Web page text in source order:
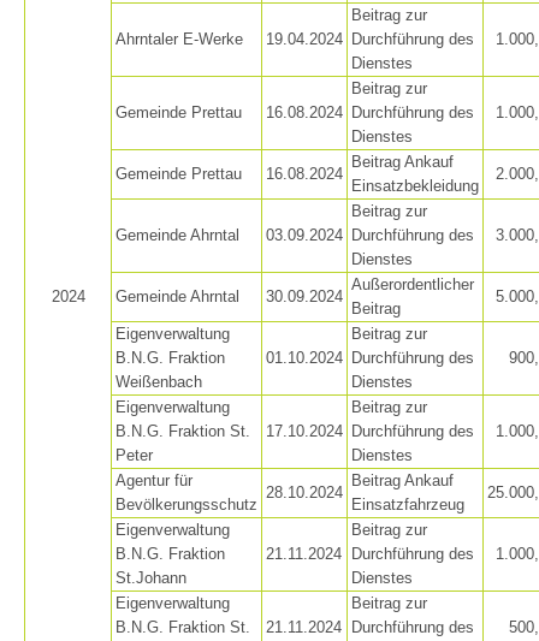
Alarmierung
2024
Ahrntaler E-Werke 19.04.2024
Beitrag zur
Durchführung des
Dienstes
Gemeinde Prettau 16.08.2024
Beitrag zur
Durchführung des
Dienstes
Gemeinde Prettau 16.08.2024
Beitrag Ankauf
Einsatzbekleidung
Gemeinde Ahrntal 03.09.2024
Beitrag zur
Durchführung des
Dienstes
Gemeinde Ahrntal 30.09.2024
Außerordentlicher
Beitrag
Eigenverwaltung
B.N.G. Fraktion
Weißenbach
01.10.2024
Beitrag zur
Durchführung des
Dienstes
Eigenverwaltung
B.N.G. Fraktion St.
Peter
17.10.2024
Beitrag zur
Durchführung des
Dienstes
Agentur für
Bevölkerungsschutz
28.10.2024
Beitrag Ankauf
Einsatzfahrzeug
Eigenverwaltung
B.N.G. Fraktion
St.Johann
21.11.2024
Beitrag zur
Durchführung des
Dienstes
Eigenverwaltung
B.N.G. Fraktion St.
21.11.2024
Beitrag zur
Durchführung des